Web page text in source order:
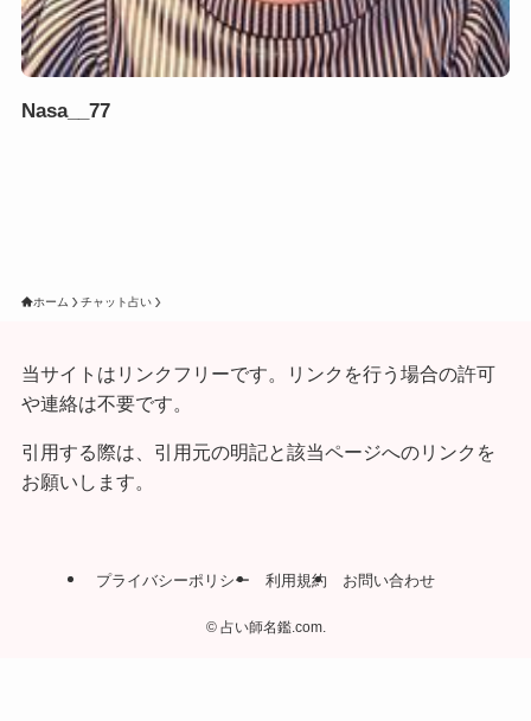
Nasa__77
ホーム チャット占い
当サイトはリンクフリーです。リンクを行う場合の許可
や連絡は不要です。
引用する際は、引用元の明記と該当ページへのリンクを
お願いします。
プライバシーポリシー 利用規約 お問い合わせ
©占い師名鑑.com.